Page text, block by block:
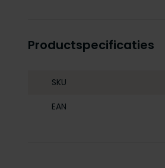
Productspecificaties
SKU
EAN